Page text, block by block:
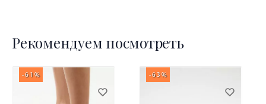
Рекомендуем посмотреть
-61% -63%